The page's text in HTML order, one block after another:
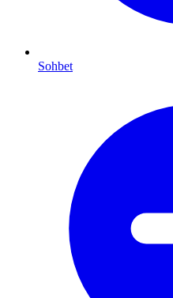
Sohbet